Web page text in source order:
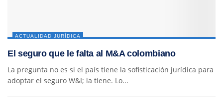
ACTUALIDAD JURÍDICA
El seguro que le falta al M&A colombiano
La pregunta no es si el país tiene la sofisticación jurídica para
adoptar el seguro W&I; la tiene. Lo...